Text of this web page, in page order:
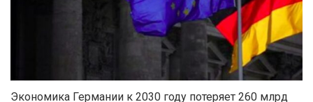
Экономика Германии к 2030 году потеряет 260 млрд